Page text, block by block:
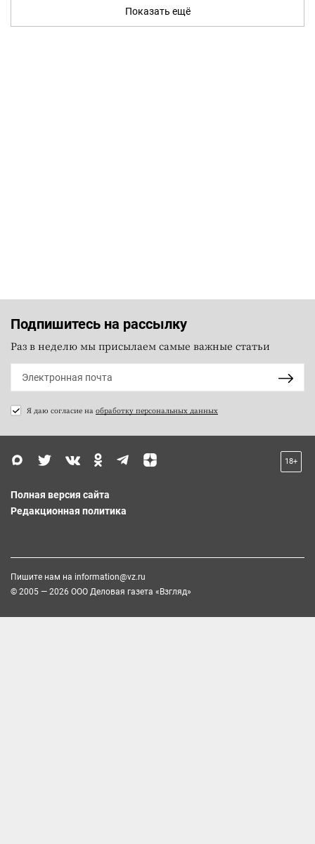
Показать ещё
Подпишитесь на рассылку
Раз в неделю мы присылаем самые важные статьи
Я даю согласие на обработку персональных данных
18+
Полная версия сайта
Редакционная политика
Пишите нам на information@vz.ru
© 2005 — 2026 ООО Деловая газета «Взгляд»